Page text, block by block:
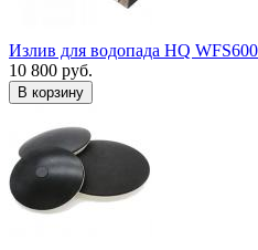
Излив для водопада HQ WFS600
10 800 руб.
В корзину